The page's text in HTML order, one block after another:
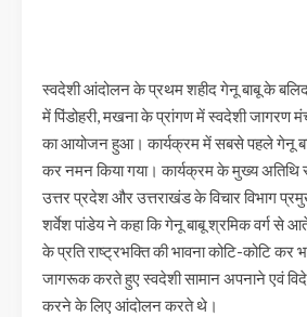
स्वदेशी आंदोलन के प्रथम शहीद गेनू बाबू के
में पिंडोहरी, मखना के प्रांगण में स्वदेशी जागरण
का आयोजन हुआ। कार्यक्रम में सबसे पहले गेनू
कर नमन किया गया। कार्यक्रम के मुख्य
उत्तर प्रदेश और उत्तराखंड के विचार विभाग
शर्वेश पांडेय ने कहा कि गेनू बाबू श्रमिक वर्ग
के प्रति राष्ट्रभक्ति की भावना कोटि-कोटि कर
जागरूक करते हुए स्वदेशी सामान अपनाने एवं
करने के लिए आंदोलन करते थे।